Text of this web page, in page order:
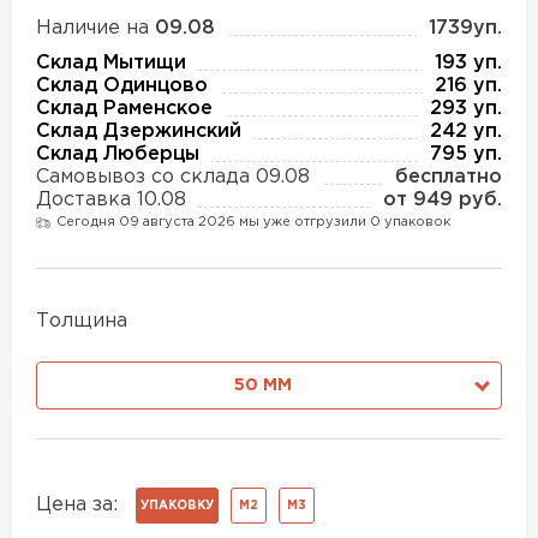
Наличие на 09.08
1739уп.
Склад Мытищи
193 уп.
Склад Одинцово
216 уп.
Склад Раменское
293 уп.
Склад Дзержинский
242 уп.
Склад Люберцы
795 уп.
Самовывоз со склада 09.08
бесплатно
Доставка 10.08
от 949 руб.
Сегодня 09 августа 2026 мы уже отгрузили 0 упаковок
Толщина
50 ММ
Цена за: УПАКОВКУ М2 М3
Утеплитель Ruspanel
Утеплитель Юматекс
Утеплитель Теплекс
Утеплитель Дирок
Утеплитель Белтеп
Утеплитель Тизол